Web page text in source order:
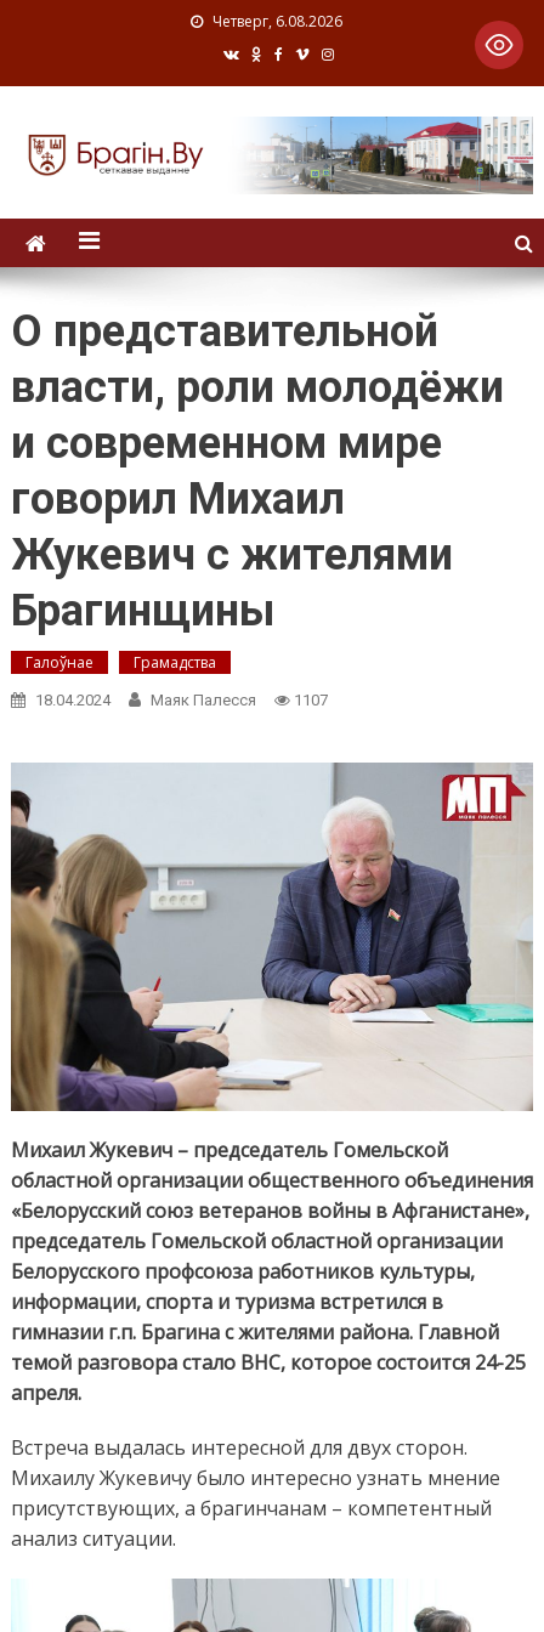
Четверг, 6.08.2026
О представительной
власти, роли молодёжи
и современном мире
говорил Михаил
Жукевич с жителями
Брагинщины
Галоўнае Грамадства
18.04.2024 Маяк Палесся 1107
Михаил Жукевич – председатель Гомельской
областной организации общественного объединения
«Белорусский союз ветеранов войны в Афганистане»,
председатель Гомельской областной организации
Белорусского профсоюза работников культуры,
информации, спорта и туризма встретился в
гимназии г.п. Брагина с жителями района. Главной
темой разговора стало ВНС, которое состоится 24-25
апреля.
Встреча выдалась интересной для двух сторон.
Михаилу Жукевичу было интересно узнать мнение
присутствующих, а брагинчанам – компетентный
анализ ситуации.